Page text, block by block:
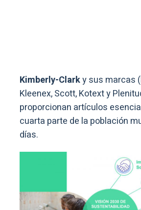
Kimberly-Clarky sus marcas
Kleenex, Scott, Kotext y
proporcionan artículos
cuarta parte de la población
días.